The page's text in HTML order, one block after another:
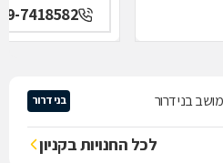
7418582
בני דרור בני דרור
לכל החנויות בקניון